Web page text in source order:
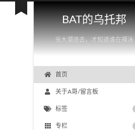
BAT的乌托邦
当大潮退去，才知道谁在裸泳
首页
关于A哥/留言板
标签
专栏